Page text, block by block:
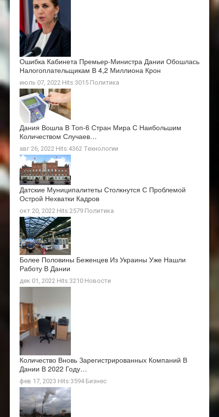
Ошибка Кабинета Премьер-Министра Дании Обошлась
Налогоплательщикам В 4,2 Миллиона Крон
июль 07, 2022 Hits:3015 Политика
Дания Вошла В Топ-6 Стран Мира С Наибольшим
Количеством Случаев…
авг 26, 2022 Hits:4362 Технологии
Датские Муниципалитеты Столкнутся С Проблемой
Острой Нехватки Кадров
окт 20, 2022 Hits:2579 Политика
Более Половины Беженцев Из Украины Уже Нашли
Работу В Дании
дек 01, 2022 Hits:3210 Новости
Количество Вновь Зарегистрированных Компаний В
Дании В 2022 Году…
фев 17, 2023 Hits:3594 Бизнес